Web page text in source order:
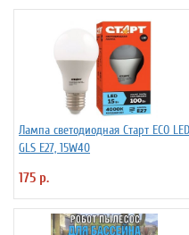
Лампа светодиодная Старт ECO LED
GLS E27, 15W40
175 р.